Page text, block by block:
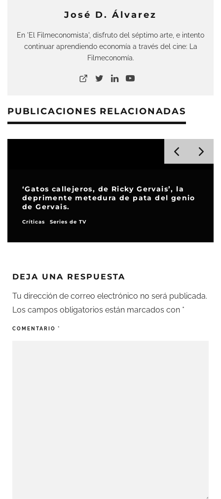
José D. Álvarez
En 'El Filmeconomista', disfruto del séptimo arte, e intento
continuar aprendiendo economía a través del cine: La
Filmeconomía.
PUBLICACIONES RELACIONADAS
‘El amor que permanece’, el lento
desvanecer de un matrimonio
Críticas
DEJA UNA RESPUESTA
Tu dirección de correo electrónico no será publicada.
Los campos obligatorios están marcados con *
COMENTARIO *